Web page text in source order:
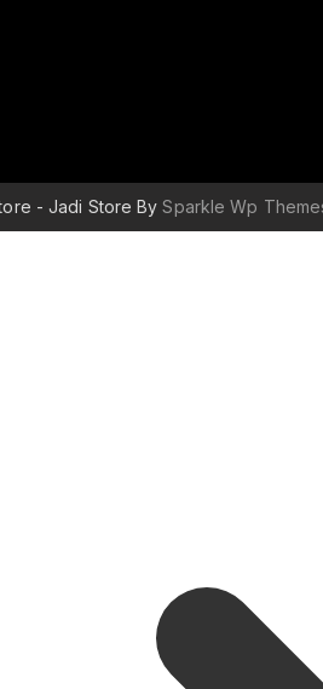
- Jadi Store BySparkle Wp